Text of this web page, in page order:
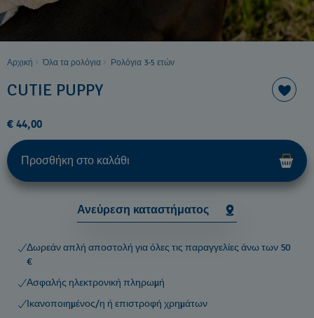
Αρχική Όλα τα ρολόγια Ρολόγια 3-5 ετών ​
CUTIE PUPPY
€ 44,00
Προσθήκη στο καλάθι
Ανεύρεση καταστήματος
Δωρεάν απλή αποστολή για όλες τις παραγγελίες άνω των 50
€
Ασφαλής ηλεκτρονική πληρωμή
Ικανοποιημένος/η ή επιστροφή χρημάτων